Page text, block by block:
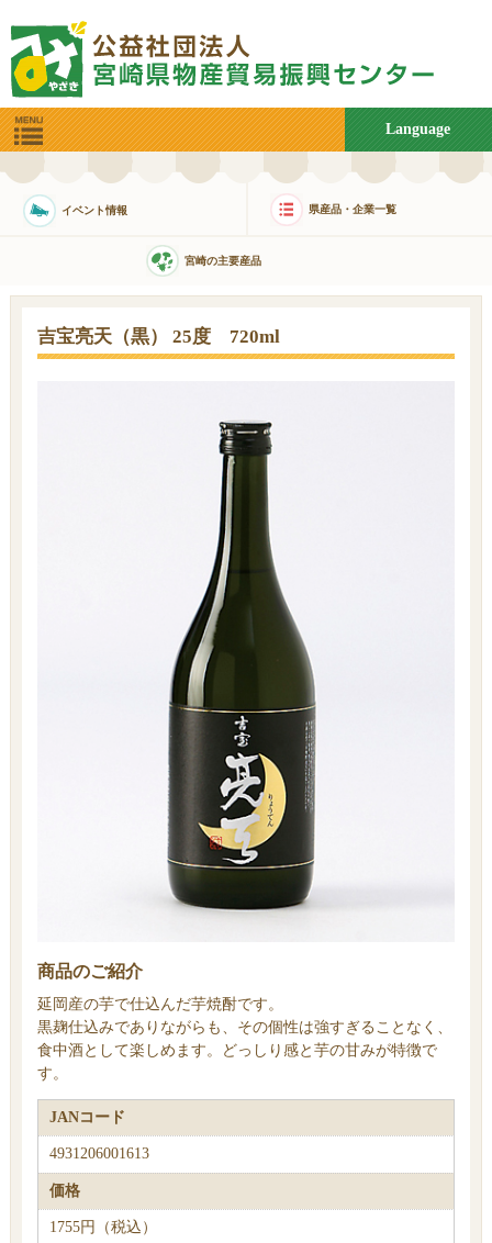
Language
イベント情報 県産品・企業一覧
宮崎の主要産品
吉宝亮天（黒） 25度 720ml
商品のご紹介
延岡産の芋で仕込んだ芋焼酎です。
黒麹仕込みでありながらも、その個性は強すぎることなく、
食中酒として楽しめます。どっしり感と芋の甘みが特徴で
す。
JANコード
4931206001613
価格
1755円（税込）